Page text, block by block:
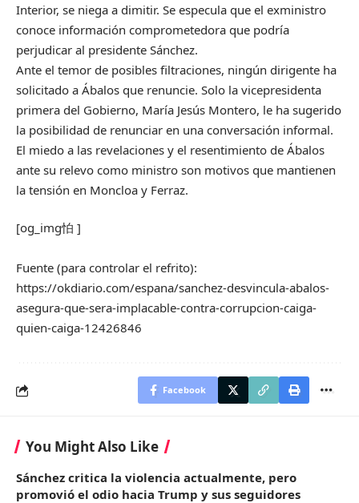
Interior, se niega a dimitir. Se especula que el exministro
conoce información comprometedora que podría
perjudicar al presidente Sánchez.
Ante el temor de posibles filtraciones, ningún dirigente ha
solicitado a Ábalos que renuncie. Solo la vicepresidenta
primera del Gobierno, María Jesús Montero, le ha sugerido
la posibilidad de renunciar en una conversación informal.
El miedo a las revelaciones y el resentimiento de Ábalos
ante su relevo como ministro son motivos que mantienen
la tensión en Moncloa y Ferraz.
[og_img怕 ]
Fuente (para controlar el refrito):
https://okdiario.com/espana/sanchez-desvincula-abalos-
asegura-que-sera-implacable-contra-corrupcion-caiga-
quien-caiga-12426846
Facebook
You Might Also Like
Sánchez critica la violencia actualmente, pero
promovió el odio hacia Trump y sus seguidores